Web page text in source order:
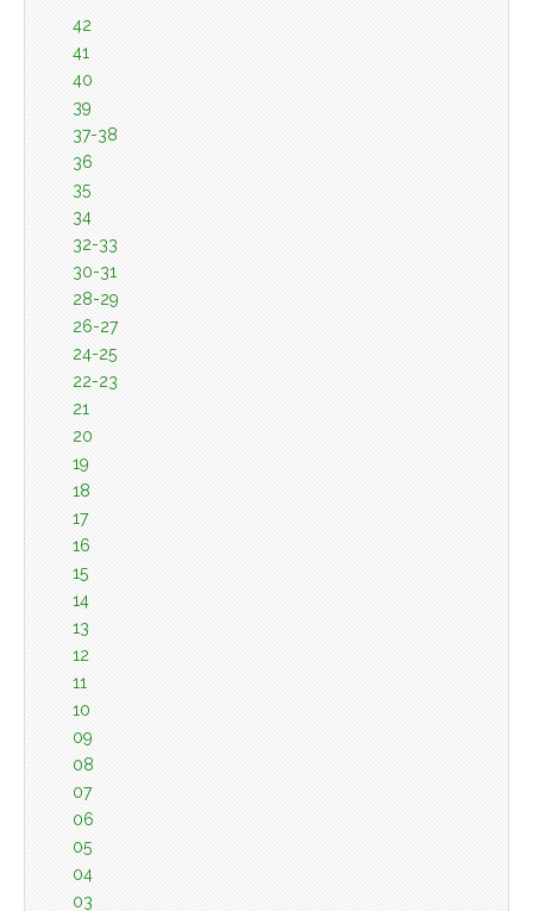
42
41
40
39
37-38
36
35
34
32-33
30-31
28-29
26-27
24-25
22-23
21
20
19
18
17
16
15
14
13
12
11
10
09
08
07
06
05
04
03